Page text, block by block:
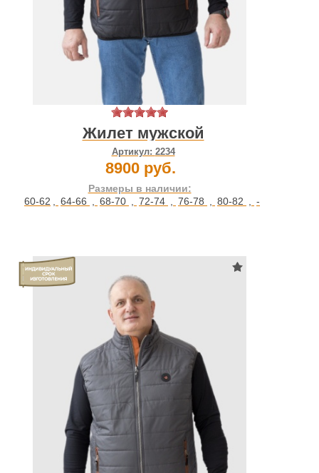
Жилет мужской
Артикул: 2234
8900 руб.
Размеры в наличии:
60-62 , 64-66 , 68-70 , 72-74 , 76-78 , 80-82 , -